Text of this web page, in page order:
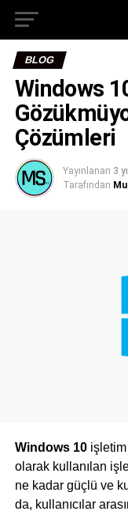
BLOG
Windows
Çözümleri
Yayınlanan 3
Tarafından
Windows 10işletim
olarak kullanılan
ne kadar güçlü ve
da, kullanıcılar